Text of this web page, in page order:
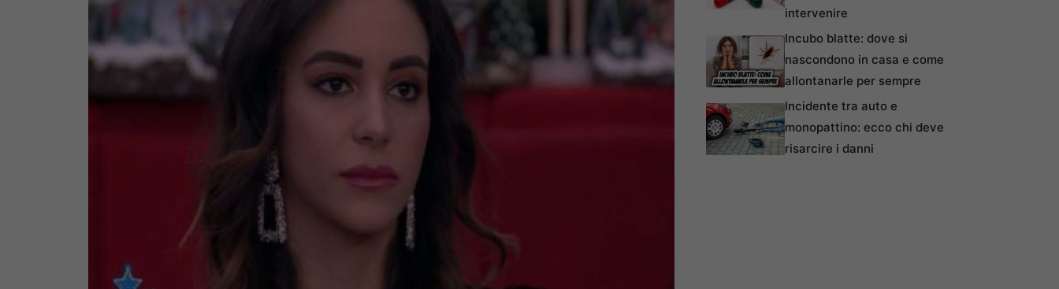
intervenire
Incubo blatte: dove si
nascondono in casa e come
allontanarle per sempre
Incidente tra auto e
monopattino: ecco chi deve
risarcire i danni